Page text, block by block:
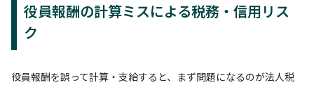
役員報酬の計算ミスによる税務・信用リス
ク
役員報酬を誤って計算・支給すると、まず問題になるのが法人税